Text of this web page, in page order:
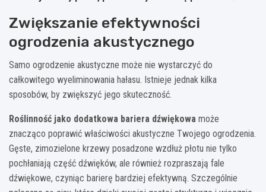
Zwiększanie efektywności
ogrodzenia akustycznego
Samo ogrodzenie akustyczne może nie wystarczyć do
całkowitego wyeliminowania hałasu. Istnieje jednak kilka
sposobów, by zwiększyć jego skuteczność.
Roślinność jako dodatkowa bariera dźwiękowa może
znacząco poprawić właściwości akustyczne Twojego ogrodzenia.
Gęste, zimozielone krzewy posadzone wzdłuż płotu nie tylko
pochłaniają część dźwięków, ale również rozpraszają fale
dźwiękowe, czyniąc barierę bardziej efektywną. Szczególnie